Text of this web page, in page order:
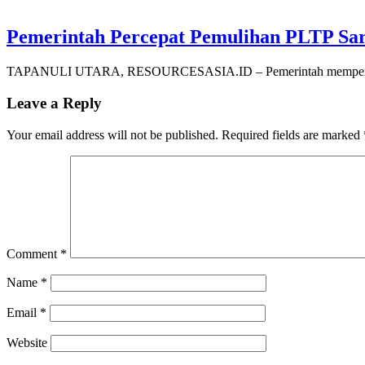
Pemerintah Percepat Pemulihan PLTP
TAPANULI UTARA, RESOURCESASIA.ID – Pemerintah
Leave a Reply
Your email address will not be published. Required fields are marked
Comment *
Name *
Email *
Website